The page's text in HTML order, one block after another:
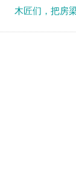
木匠们，把房